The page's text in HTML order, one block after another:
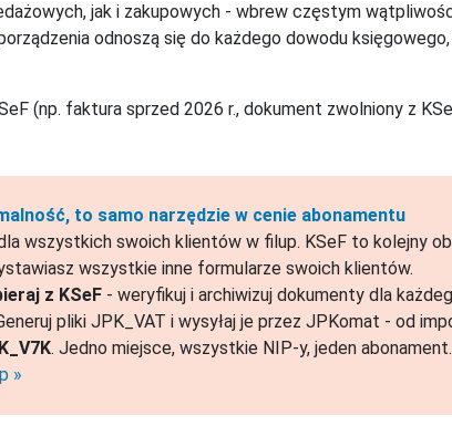
jak i zakupowych - wbrew częstym
odnoszą się do każdego dowodu
(np. faktura sprzed 2026 r., dokument zwolniony z
to samo narzędzie w cenie abonamentu
wszystkich swoich klientów w filup. KSeF to kolejny
wszystkie inne formularze swoich klientów.
z KSeF - weryfikuj i archiwizuj dokumenty dla
pliki JPK_VAT i wysyłaj je przez JPKomat - od
. Jedno miejsce, wszystkie NIP-y, jeden abonament.